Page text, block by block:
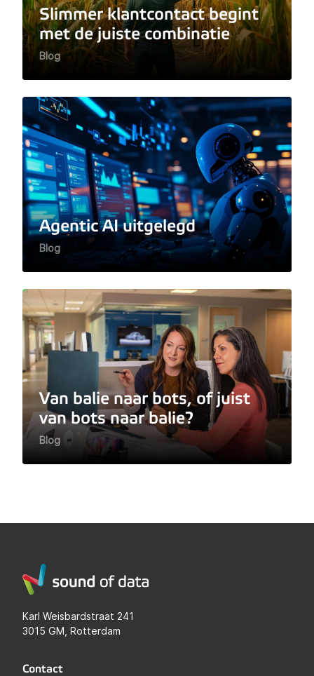
Slimmer klantcontact begint
met de juiste combinatie
Blog
Agentic AI uitgelegd
Blog
Van balie naar bots, of juist
van bots naar balie?
Blog
Karl Weisbardstraat 241
3015 GM, Rotterdam
Contact